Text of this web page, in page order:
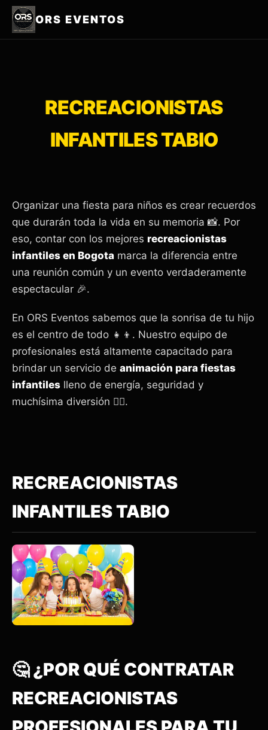
ORS EVENTOS
RECREACIONISTAS
INFANTILES TABIO
Organizar una fiesta para niños es crear recuerdos
que durarán toda la vida en su memoria 📸. Por
eso, contar con los mejores recreacionistas
infantiles en Bogota marca la diferencia entre
una reunión común y un evento verdaderamente
espectacular 🎉.
En ORS Eventos sabemos que la sonrisa de tu hijo
es el centro de todo 👧👦. Nuestro equipo de
profesionales está altamente capacitado para
brindar un servicio de animación para fiestas
infantiles lleno de energía, seguridad y
muchísima diversión 🦸‍♂️.
RECREACIONISTAS
INFANTILES TABIO
🤔 ¿POR QUÉ CONTRATAR
RECREACIONISTAS